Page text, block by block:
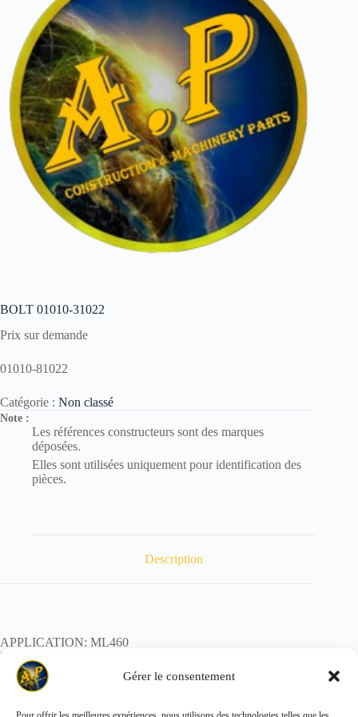
Gérer le consentement
BOLT 01010-31022
Prix sur demande
01010-81022
Catégorie : Non classé
Note :
Les références constructeurs sont des marques
déposées.
Elles sont utilisées uniquement pour identification des
pièces.
Description
APPLICATION: ML460
REF:
POIDS: